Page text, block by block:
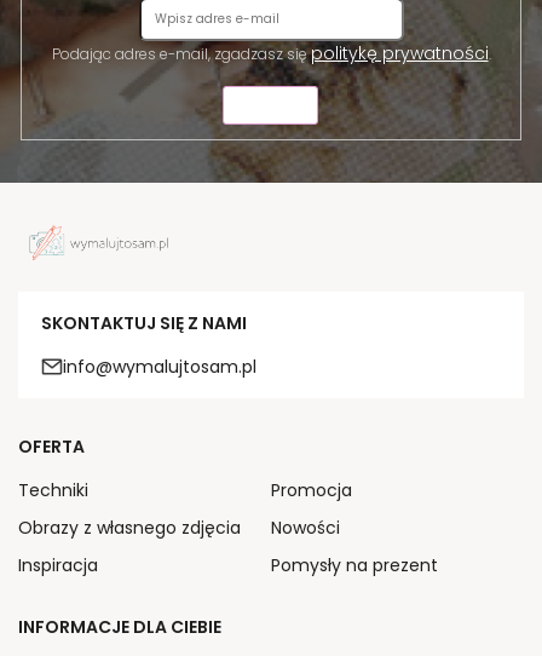
Podając adres e-mail, zgadzasz siępolitykę prywatności.
SKONTAKTUJ SIĘ Z NAMI
info@wymalujtosam.pl
OFERTA
Techniki
Obrazy z własnego zdjęcia
Inspiracja
Promocja
Nowości
Pomysły na prezent
INFORMACJE DLA CIEBIE